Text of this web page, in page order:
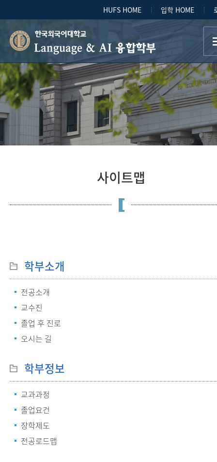
HUFS HOME 입학 HOME
Language & AI 융합학부
사이트맵
학부소개
전공소개
교수진
졸업 후 진로
오시는 길
학부정보
교과과정
졸업요건
장학제도
전공로드맵